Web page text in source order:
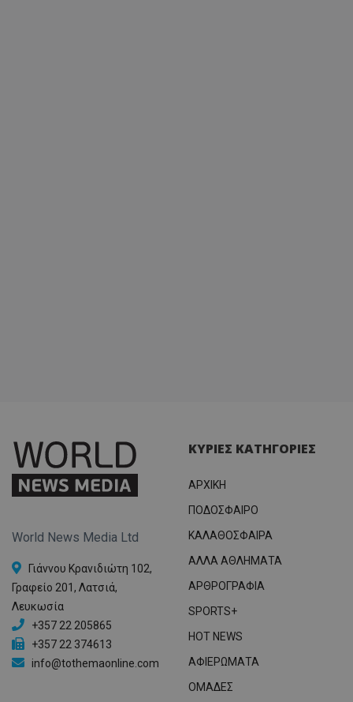
World News Media Ltd
Γιάννου Κρανιδιώτη 102,
Γραφείο 201, Λατσιά,
Λευκωσία
+357 22 205865
+357 22 374613
info@tothemaonline.com
ΚΥΡΙΕΣ ΚΑΤΗΓΟΡΙΕΣ
ΑΡΧΙΚΗ
ΠΟΔΟΣΦΑΙΡΟ
ΚΑΛΑΘΟΣΦΑΙΡΑ
ΑΛΛΑ ΑΘΛΗΜΑΤΑ
ΑΡΘΡΟΓΡΑΦΙΑ
SPORTS+
HOT NEWS
ΑΦΙΕΡΩΜΑΤΑ
ΟΜΑΔΕΣ